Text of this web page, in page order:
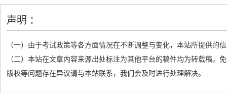
声明 ：
（一）由于考试政策等各方面情况在不断调整与变化，本站所提供的
（二）本站在文章内容来源出处标注为其他平台的稿件均为转载稿
版权等问题存在异议请与本站联系，我们会及时进行处理解决。